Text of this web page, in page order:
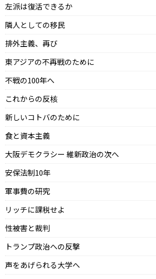
左派は復活できるか
隣人としての移民
排外主義、再び
東アジアの不再戦のために
不戦の100年へ
これからの反核
新しいコトバのために
食と資本主義
大阪デモクラシー 維新政治の次へ
安保法制10年
軍事費の研究
リッチに課税せよ
性被害と裁判
トランプ政治への反撃
声をあげられる大学へ